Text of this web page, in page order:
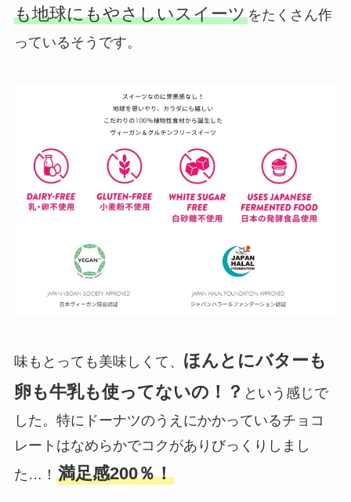
も地球にもやさしいスイーツをたくさん作
っているそうです。
味もとっても美味しくて、 ほんとにバターも
卵も牛乳も使ってないの！？ という感じで
した。特にドーナツのうえにかかっているチョコ
レートはなめらかでコクがありびっくりしまし
た…！ 満足感200％！